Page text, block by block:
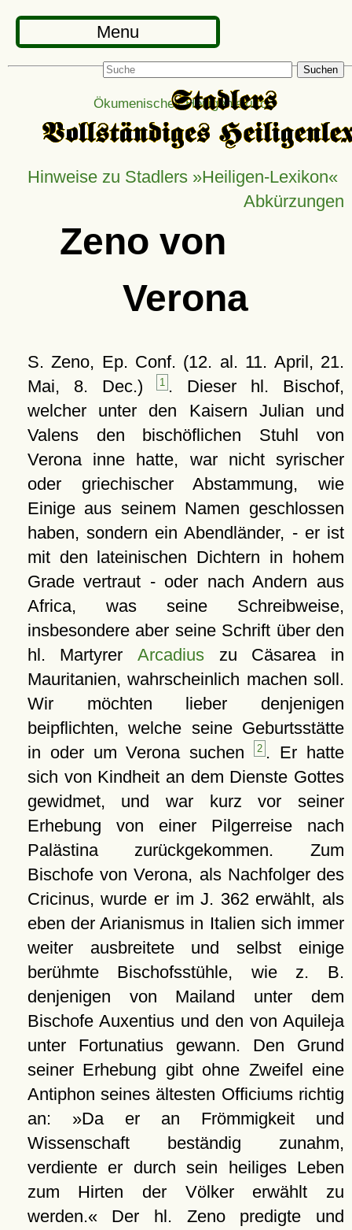
Menu
Suchen
Hinweise zu Stadlers »Heiligen-Lexikon«
Abkürzungen
Zeno von
Verona
S. Zeno, Ep. Conf. (12. al. 11. April, 21.
Mai, 8. Dec.) 1 . Dieser hl. Bischof,
welcher unter den Kaisern Julian und
Valens den bischöflichen Stuhl von
Verona inne hatte, war nicht syrischer
oder griechischer Abstammung, wie
Einige aus seinem Namen geschlossen
haben, sondern ein Abendländer, - er ist
mit den lateinischen Dichtern in hohem
Grade vertraut - oder nach Andern aus
Africa, was seine Schreibweise,
insbesondere aber seine Schrift über den
hl. MartyrerArcadius zu Cäsarea in
Mauritanien, wahrscheinlich machen soll.
Wir möchten lieber denjenigen
beipflichten, welche seine Geburtsstätte
in oder um Verona suchen 2 . Er hatte
sich von Kindheit an dem Dienste Gottes
gewidmet, und war kurz vor seiner
Erhebung von einer Pilgerreise nach
Palästina zurückgekommen. Zum
Bischofe von Verona, als Nachfolger des
Cricinus, wurde er im J. 362 erwählt, als
eben der Arianismus in Italien sich immer
weiter ausbreitete und selbst einige
berühmte Bischofsstühle, wie z. B.
denjenigen von Mailand unter dem
Bischofe Auxentius und den von Aquileja
unter Fortunatius gewann. Den Grund
seiner Erhebung gibt ohne Zweifel eine
Antiphon seines ältesten Officiums richtig
an: »Da er an Frömmigkeit und
Wissenschaft beständig zunahm,
verdiente er durch sein heiliges Leben
zum Hirten der Völker erwählt zu
werden.« Der hl. Zeno predigte und
Ökumenisches Heiligenlexikon